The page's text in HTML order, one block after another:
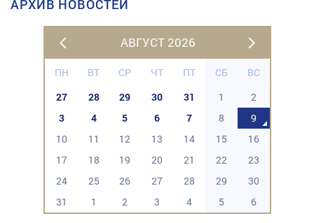
АРХИВ НОВОСТЕЙ
АВГУСТ 2026
ПН ВТ СР ЧТ ПТ СБ
ВС
27
28 29 30 31 1
2
3
4 5 6 7 8
9
10
11 12 13 14 15
16
17
18 19 20 21 22
23
24
25 26 27 28 29
30
31
1 2 3 4 5 6